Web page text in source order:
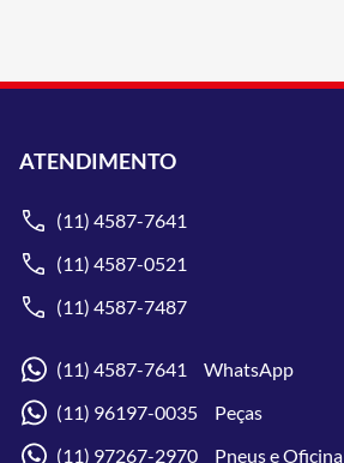
ATENDIMENTO
(11) 4587-7641
(11) 4587-0521
(11) 4587-7487
(11) 4587-7641 WhatsApp
(11) 96197-0035 Peças
(11) 97267-2970 Pneus e Oficina